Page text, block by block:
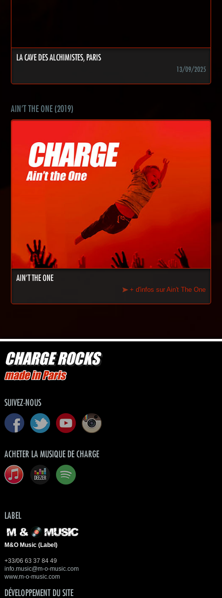
LA CAVE DES ALCHIMISTES, PARIS
13/09/2025
AIN'T THE ONE (2019)
AIN'T THE ONE
+ d'infos sur Ain't The One
CHARGE ROCKS
made in Paris
SUIVEZ-NOUS
ACHETER LA MUSIQUE DE CHARGE
LABEL
M&O Music (Label)
+33/06 63 37 84 49
info.music@m-o-music.com
www.m-o-music.com
DÉVELOPPEMENT DU SITE